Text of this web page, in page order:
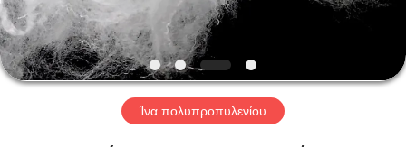
ΈΛΕΓΧΟΣ
ΜΑΣ
ΕΛΆΤΕ
Ίνα πολυπροπυλενίου